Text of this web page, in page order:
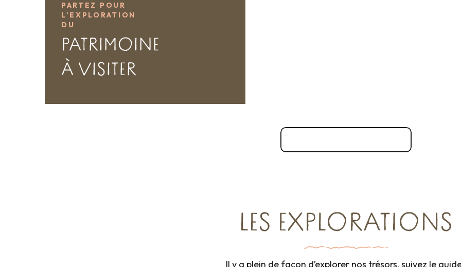
PARTEZ POUR
L'EXPLORATION
DU
PATRIMOINE
À VISITER
LES EXPLORATIONS
Il y a plein de façon d’explorer nos trésors, suivez le